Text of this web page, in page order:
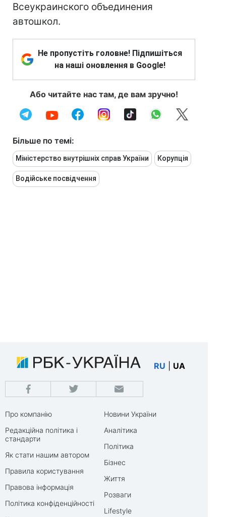
Всеукраинского объединения
автошкол.
Не пропустіть головне! Підпишіться
на наші оновлення в Google!
Або читайте нас там, де вам зручно!
Більше по темі:
Міністерство внутрішніх справ України Корупція
Водійське посвідчення
RU UA
Про компанію
Редакційна політика і
стандарти
Як стати нашим автором
Правила користування
Правова інформація
Політика конфіденційності
Новини України
Аналітика
Політика
Бізнес
Життя
Розваги
Lifestyle